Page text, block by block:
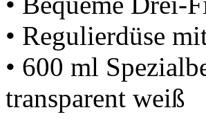
• Regulierdüse
• 600 ml
transparent weiß